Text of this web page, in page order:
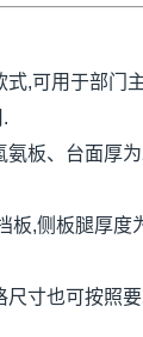
式,可用于部门
氨板、台面厚
板,侧板腿厚度
寸也可按照